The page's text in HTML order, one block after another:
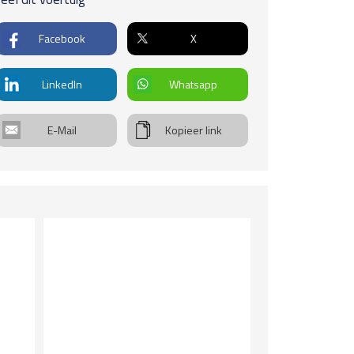
verstelbare spiegels, verwarmd
stuur
stuur
velgen 17 inch
geremd
Facebook X
LinkedIn Whatsapp
E-Mail Kopieer link